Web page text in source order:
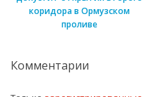
коридора в Ормузском
проливе
Комментарии